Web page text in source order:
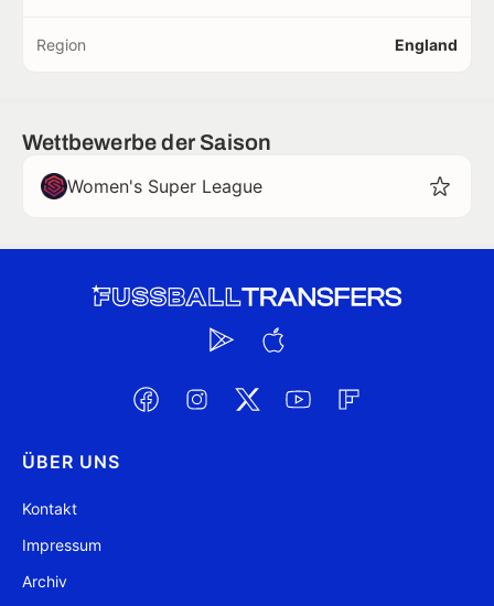
Region England
Wettbewerbe der Saison
Women's Super League
ÜBER UNS
Kontakt
Impressum
Archiv